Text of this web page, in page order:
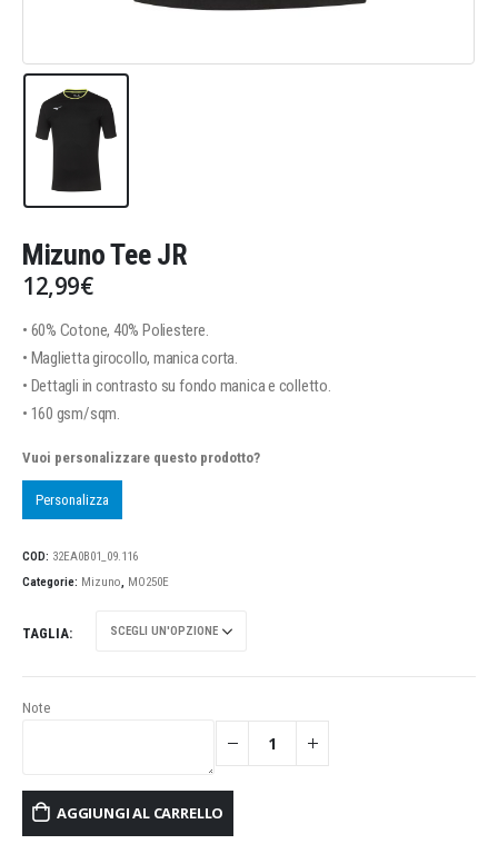
Mizuno Tee JR
12,99€
• 60% Cotone, 40% Poliestere.
• Maglietta girocollo, manica corta.
• Dettagli in contrasto su fondo manica e colletto.
• 160 gsm/sqm.
Vuoi personalizzare questo prodotto?
Personalizza
COD: 32EA0B01_09.116
Categorie: Mizuno, MO250E
TAGLIA
Note
AGGIUNGI AL CARRELLO